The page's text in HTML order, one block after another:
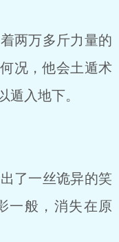
两万多斤力量的
况，他会土遁术
遁入地下。
了一丝诡异的笑
一般，消失在原